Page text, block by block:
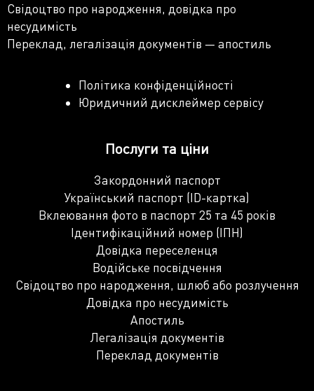
Свідоцтво про народження, довідка про
несудимість
Переклад, легалізація документів — апостиль
Політика конфіденційності
Юридичний дисклеймер сервісу
Послуги та ціни
Закордонний паспорт
Український паспорт (ID-картка)
Вклеювання фото в паспорт 25 та 45 років
Ідентифікаційний номер (ІПН)
Довідка переселенця
Водійське посвідчення
Свідоцтво про народження, шлюб або розлучення
Довідка про несудимість
Апостиль
Легалізація документів
Переклад документів